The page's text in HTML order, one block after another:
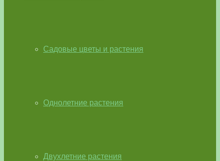
Садовые цветы и растения
Однолетние растения
Двухлетние растения